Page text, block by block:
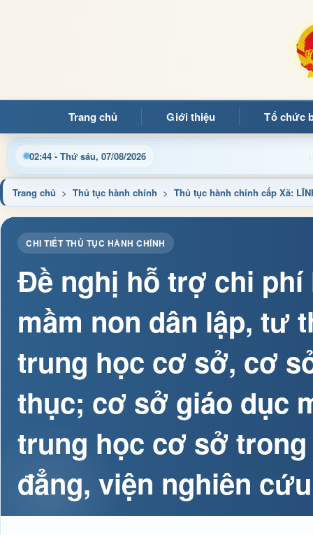
Trang chủ Giới thiệu Tổ chức
02:44 - Thứ sáu, 07/08/2026
thông tin điều hành, thủ tục hành chính và tin tức địa phương
Trang chủ > Thủ tục hành chính > Thủ tục hành chính cấp Xã:
CHI TIẾT THỦ TỤC HÀNH CHÍNH
Đề nghị hỗ trợ chi
mầm non dân lập, tư
trung học cơ sở, cơ
thục; cơ sở giáo dục
trung học cơ sở
đẳng, viện nghiên cứu